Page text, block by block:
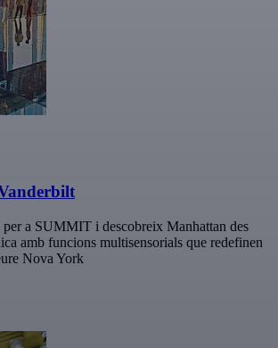
a SUMMIT i descobreix Manhattan des
amb funcions multisensorials que redefinen
Nova York